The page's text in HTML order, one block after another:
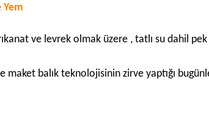
ve levrek olmak üzere , tatlı su dahil
maket balık teknolojisinin zirve yaptığı